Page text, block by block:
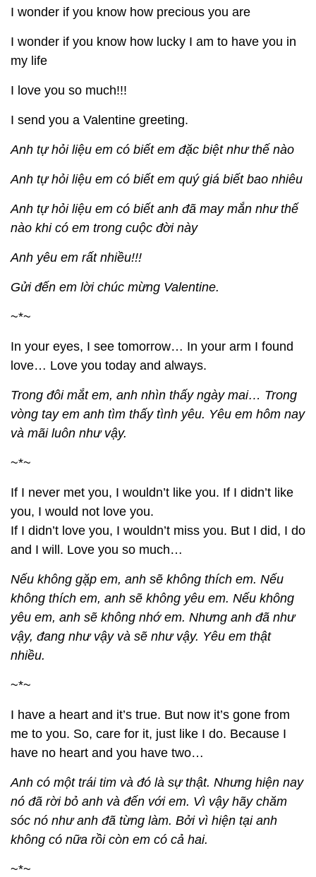
I wonder if you know how precious you are
I wonder if you know how lucky I am to have you in
my life
I love you so much!!!
I send you a Valentine greeting.
Anh tự hỏi liệu em có biết em đặc biệt như thế nào
Anh tự hỏi liệu em có biết em quý giá biết bao nhiêu
Anh tự hỏi liệu em có biết anh đã may mắn như thế
nào khi có em trong cuộc đời này
Anh yêu em rất nhiều!!!
Gửi đến em lời chúc mừng Valentine.
~*~
In your eyes, I see tomorrow… In your arm I found
love… Love you today and always.
Trong đôi mắt em, anh nhìn thấy ngày mai… Trong
vòng tay em anh tìm thấy tình yêu. Yêu em hôm nay
và mãi luôn như vậy.
~*~
If I never met you, I wouldn’t like you. If I didn’t like
you, I would not love you.
If I didn’t love you, I wouldn’t miss you. But I did, I do
and I will. Love you so much…
Nếu không gặp em, anh sẽ không thích em. Nếu
không thích em, anh sẽ không yêu em. Nếu không
yêu em, anh sẽ không nhớ em. Nhưng anh đã như
vậy, đang như vậy và sẽ như vậy. Yêu em thật
nhiều.
~*~
I have a heart and it’s true. But now it’s gone from
me to you. So, care for it, just like I do. Because I
have no heart and you have two…
Anh có một trái tim và đó là sự thật. Nhưng hiện nay
nó đã rời bỏ anh và đến với em. Vì vậy hãy chăm
sóc nó như anh đã từng làm. Bởi vì hiện tại anh
không có nữa rồi còn em có cả hai.
~*~